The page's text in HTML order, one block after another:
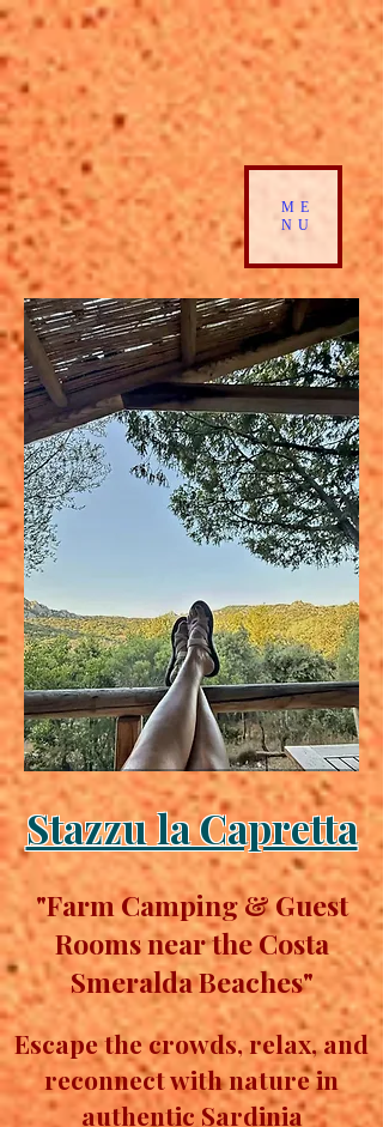
ME
NU
Stazzu la Capretta
"Farm Camping & Guest
Rooms near the Costa
Smeralda Beaches"
Escape the crowds, relax, and
reconnect with nature in
authentic Sardinia